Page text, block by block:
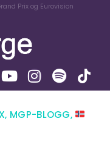
Prix og Eurovision
, MGP-BLOGG,